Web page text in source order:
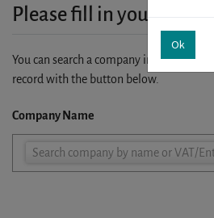
Please fill in your
You can search a company in our
record with the button below.
Company Name
Search company by name or VAT/
Company
Ok